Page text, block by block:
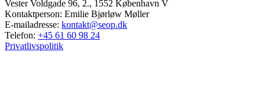
Vester Voldgade 96, 2., 1552 København V
Kontaktperson: Emilie Bjørløw Møller
E-mailadresse: kontakt@seop.dk
Telefon: +45 61 60 98 24
Privatlivspolitik